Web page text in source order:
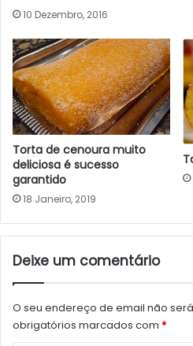
10 Dezembro, 2016
Torta de cenoura muito
deliciosa é sucesso
garantido
18 Janeiro, 2019
Deixe um comentário
O seu endereço de email não
obrigatórios marcados com *